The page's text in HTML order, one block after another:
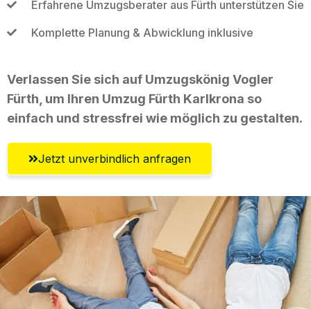
Erfahrene Umzugsberater aus Fürth unterstützen Sie
Komplette Planung & Abwicklung inklusive
Verlassen Sie sich auf Umzugskönig Vogler
Fürth, um Ihren Umzug Fürth Karlkrona so
einfach und stressfrei wie möglich zu gestalten.
Jetzt unverbindlich anfragen